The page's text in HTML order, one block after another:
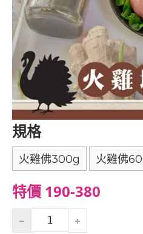
規格
火雞佛300g 火雞佛
特價 190-380